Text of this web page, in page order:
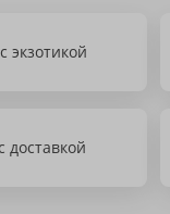
экзотикой
доставкой